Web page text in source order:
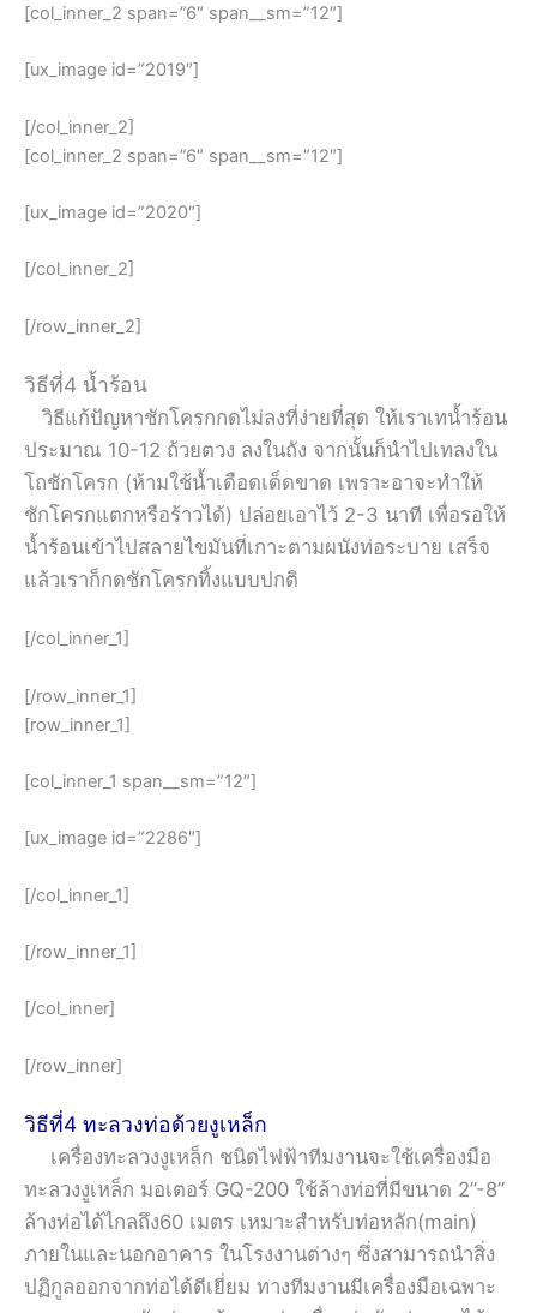
[col_inner_2 span=”6″ span__sm=”12″]
[ux_image id=”2019″]
[/col_inner_2]
[col_inner_2 span=”6″ span__sm=”12″]
[ux_image id=”2020″]
[/col_inner_2]
[/row_inner_2]
วิธีที่4 น้ำร้อน
วิธีแก้ปัญหาชักโครกกดไม่ลงที่ง่ายที่สุด ให้เราเทน้ำร้อน
ประมาณ 10-12 ถ้วยตวง ลงในถัง จากนั้นก็นำไปเทลงใน
โถชักโครก (ห้ามใช้น้ำเดือดเด็ดขาด เพราะอาจะทำให้
ชักโครกแตกหรือร้าวได้) ปล่อยเอาไว้ 2-3 นาที เพื่อรอให้
น้ำร้อนเข้าไปสลายไขมันที่เกาะตามผนังท่อระบาย เสร็จ
แล้วเราก็กดชักโครกทิ้งแบบปกติ
[/col_inner_1]
[/row_inner_1]
[row_inner_1]
[col_inner_1 span__sm=”12″]
[ux_image id=”2286″]
[/col_inner_1]
[/row_inner_1]
[/col_inner]
[/row_inner]
วิธีที่4 ทะลวงท่อด้วยงูเหล็ก
เครื่องทะลวงงูเหล็ก ชนิดไฟฟ้าทีมงานจะใช้เครื่องมือ
ทะลวงงูเหล็ก มอเตอร์ GQ-200 ใช้ล้างท่อที่มีขนาด 2”-8”
ล้างท่อได้ไกลถึง60 เมตร เหมาะสำหรับท่อหลัก(main)
ภายในและนอกอาคาร ในโรงงานต่างๆ ซึ่งสามารถนำสิ่ง
ปฏิกูลออกจากท่อได้ดีเยี่ยม ทางทีมงานมีเครื่องมือเฉพาะ